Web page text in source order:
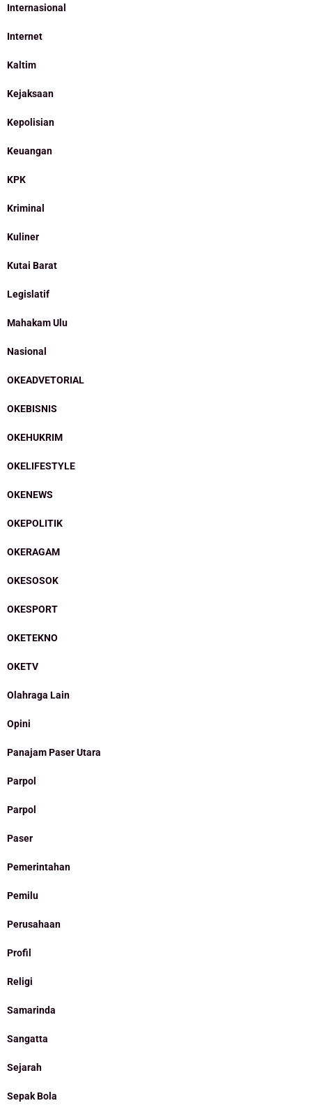
Internasional
Internet
Kaltim
Kejaksaan
Kepolisian
Keuangan
KPK
Kriminal
Kuliner
Kutai Barat
Legislatif
Mahakam Ulu
Nasional
OKEADVETORIAL
OKEBISNIS
OKEHUKRIM
OKELIFESTYLE
OKENEWS
OKEPOLITIK
OKERAGAM
OKESOSOK
OKESPORT
OKETEKNO
OKETV
Olahraga Lain
Opini
Panajam Paser Utara
Parpol
Parpol
Paser
Pemerintahan
Pemilu
Perusahaan
Profil
Religi
Samarinda
Sangatta
Sejarah
Sepak Bola